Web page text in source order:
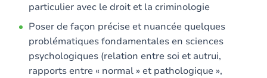
particulier avec le droit et la criminologie
Poser de façon précise et nuancée quelques
problématiques fondamentales en sciences
psychologiques (relation entre soi et autrui,
rapports entre « normal » et pathologique »,